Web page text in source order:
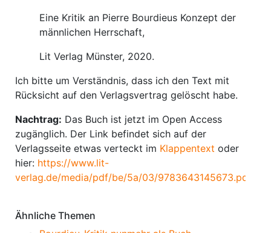
Eine Kritik an Pierre Bourdieus Konzept der
männlichen Herrschaft,
Lit Verlag Münster, 2020.
Ich bitte um Verständnis, dass ich den Text mit
Rücksicht auf den Verlagsvertrag gelöscht habe.
Nachtrag: Das Buch ist jetzt im Open Access
zugänglich. Der Link befindet sich auf der
Verlagsseite etwas verteckt im Klappentext oder
hier: https://www.lit-
verlag.de/media/pdf/be/5a/03/9783643145673.pdf
Ähnliche Themen